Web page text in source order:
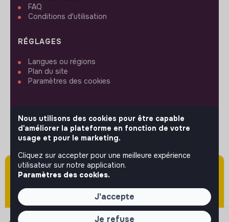
Attention cette annonce a été publiée il y a
plus de 60 jours (le 08/06/2026) et est sans
doute expirée ou non mise à jour.
FAQ
Conditions d'utilisation
RÉGLAGES
Langues ou régions
Plan du site
Paramètres des cookies
SUIVEZ-NOUS
© 2026 jobs that makesense.
Nous utilisons des cookies pour être capable
d'améliorer la plateforme en fonction de votre
usage et pour le marketing.
Cliquez sur accepter pour une meilleure expérience
utilisateur sur notre application.
Paramètres des cookies.
J'accepte
Je refuse